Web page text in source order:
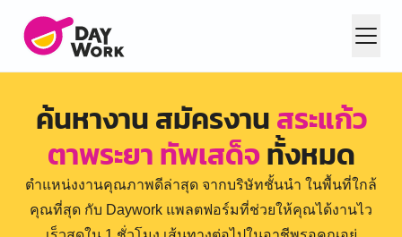
ค้นหางาน สมัครงานสระแก้ว
ตาพระยา ทัพเสด็จทั้งหมด
ตำแหน่งงานคุณภาพดีล่าสุด จากบริษัทชั้นนำ ในพื้นที่ใกล้
คุณที่สุด กับ Daywork แพลตฟอร์มที่ช่วยให้คุณได้งานไว